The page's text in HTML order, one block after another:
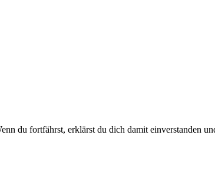
du fortfährst, erklärst du dich damit einverstanden